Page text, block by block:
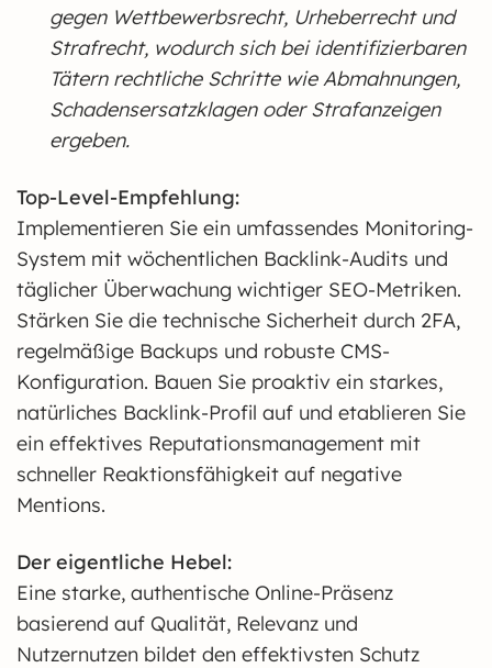
gegen Wettbewerbsrecht, Urheberrecht und
Strafrecht, wodurch sich bei identifizierbaren
Tätern rechtliche Schritte wie Abmahnungen,
Schadensersatzklagen oder Strafanzeigen
ergeben.
Top-Level-Empfehlung:
Implementieren Sie ein umfassendes Monitoring-
System mit wöchentlichen Backlink-Audits und
täglicher Überwachung wichtiger SEO-Metriken.
Stärken Sie die technische Sicherheit durch 2FA,
regelmäßige Backups und robuste CMS-
Konfiguration. Bauen Sie proaktiv ein starkes,
natürliches Backlink-Profil auf und etablieren Sie
ein effektives Reputationsmanagement mit
schneller Reaktionsfähigkeit auf negative
Mentions.
Der eigentliche Hebel:
Eine starke, authentische Online-Präsenz
basierend auf Qualität, Relevanz und
Nutzernutzen bildet den effektivsten Schutz